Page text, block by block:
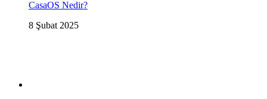
CasaOS Nedir?
8 Şubat 2025